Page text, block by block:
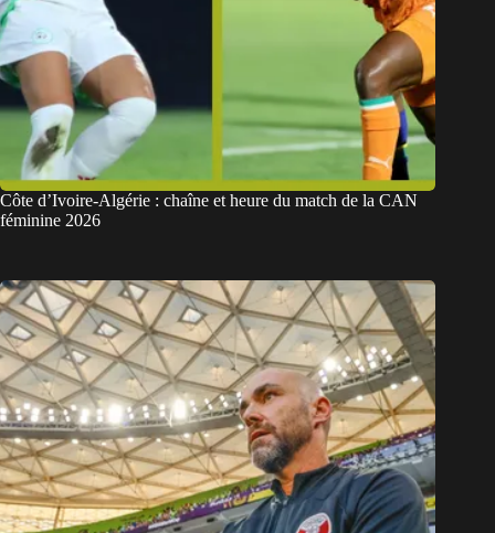
Côte d’Ivoire-Algérie : chaîne et heure du match de la CAN
féminine 2026